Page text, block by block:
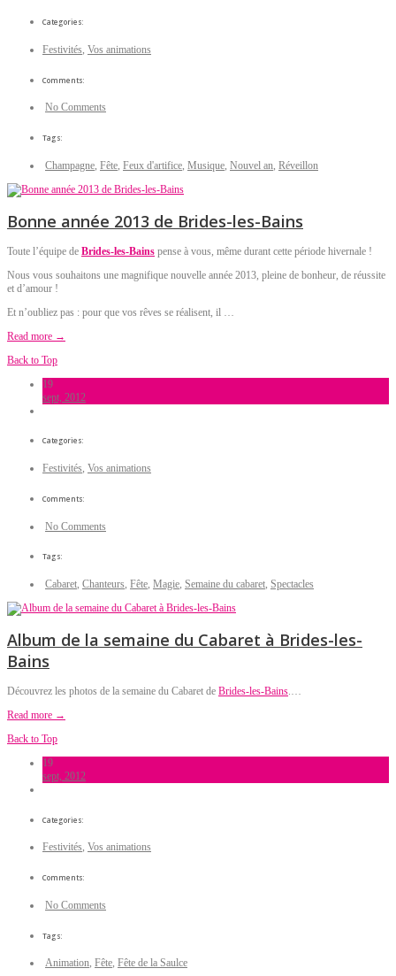
Categories:
Festivités, Vos animations
Comments:
No Comments
Tags:
Champagne, Fête, Feux d'artifice, Musique, Nouvel an, Réveillon
Bonne année 2013 de Brides-les-Bains
Toute l’équipe de Brides-les-Bains pense à vous, même durant cette période hivernale !
Nous vous souhaitons une magnifique nouvelle année 2013, pleine de bonheur, de réussite
et d’amour !
Et n’oubliez pas : pour que vos rêves se réalisent, il …
Read more →
Back to Top
19
sept, 2012
Categories:
Festivités, Vos animations
Comments:
No Comments
Tags:
Cabaret, Chanteurs, Fête, Magie, Semaine du cabaret, Spectacles
Album de la semaine du Cabaret à Brides-les-
Bains
Découvrez les photos de la semaine du Cabaret de Brides-les-Bains.…
Read more →
Back to Top
19
sept, 2012
Categories:
Festivités, Vos animations
Comments:
No Comments
Tags:
Animation, Fête, Fête de la Saulce